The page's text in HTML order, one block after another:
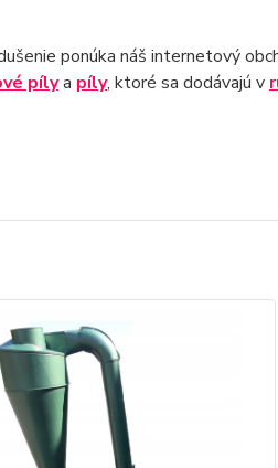
ponúka náš internetový
pílya píly, ktoré sa dodávajú v